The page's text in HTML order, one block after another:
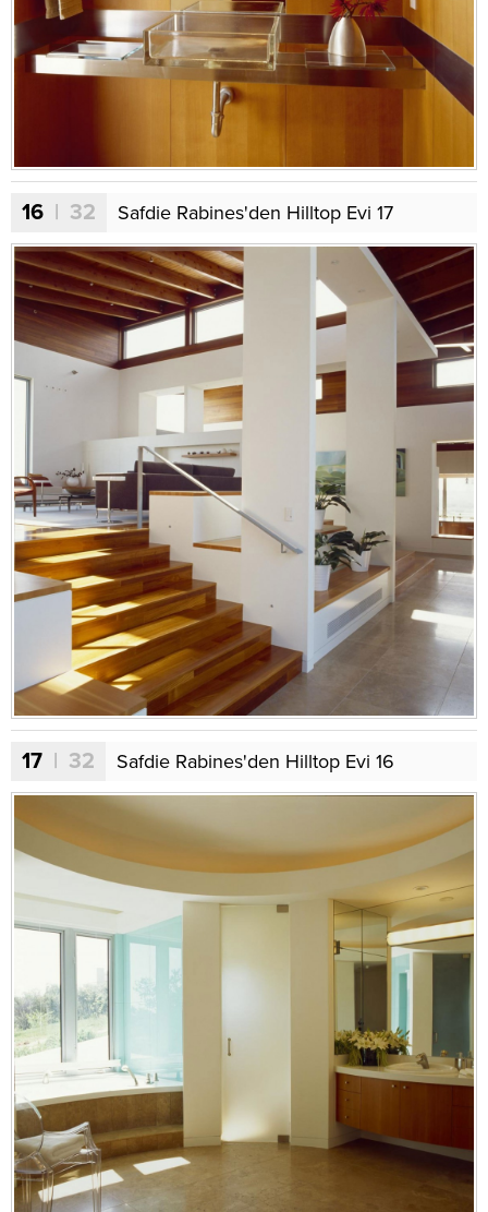
16 | 32 Safdie Rabines'den Hilltop Evi 17
17 | 32 Safdie Rabines'den Hilltop Evi 16